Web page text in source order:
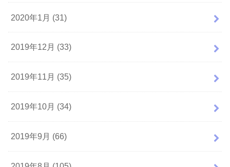
2020年1月 (31)
2019年12月 (33)
2019年11月 (35)
2019年10月 (34)
2019年9月 (66)